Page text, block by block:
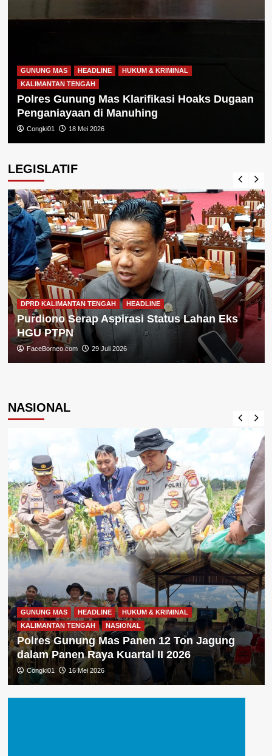
GUNUNG MAS HEADLINE
HUKUM & KRIMINAL
KALIMANTAN TENGAH
Polres Gunung Mas Klarifikasi Hoaks Dugaan
Penganiayaan di Manuhing
Congki01 18 Mei 2026
LEGISLATIF
DPRD KALIMANTAN TENGAH HEADLINE
Purdiono Serap Aspirasi Status Lahan Eks
HGU PTPN
FaceBorneo.com 29 Juli 2026
NASIONAL
GUNUNG MAS HEADLINE
HUKUM & KRIMINAL
KALIMANTAN TENGAH
NASIONAL
Polres Gunung Mas Panen 12 Ton Jagung
dalam Panen Raya Kuartal II 2026
Congki01 16 Mei 2026